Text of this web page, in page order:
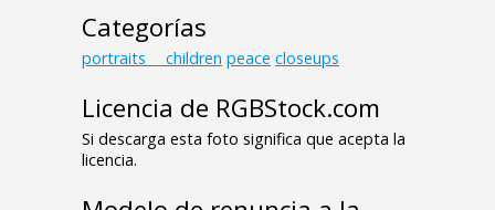
Categorías
portraits___children peace closeups
Licencia de RGBStock.com
Si descarga esta foto significa que acepta la
licencia.